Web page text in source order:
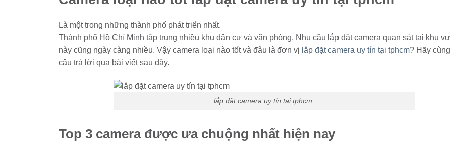
Là một trong những thành phố phát triển nhất.
Thành phố Hồ Chí Minh tập trung nhiều khu dân cư và văn phòng. Nhu cầu lắp đặt camera quan sát tại khu
này cũng ngày càng nhiều. Vậy camera loại nào tốt và đâu là đơn vị lắp đặt camera uy tín tại tphcm? Hãy
câu trả lời qua bài viết sau đây.
lắp đặt camera uy tín tại tphcm.
Top 3 camera được ưa chuộng nhất hiện nay